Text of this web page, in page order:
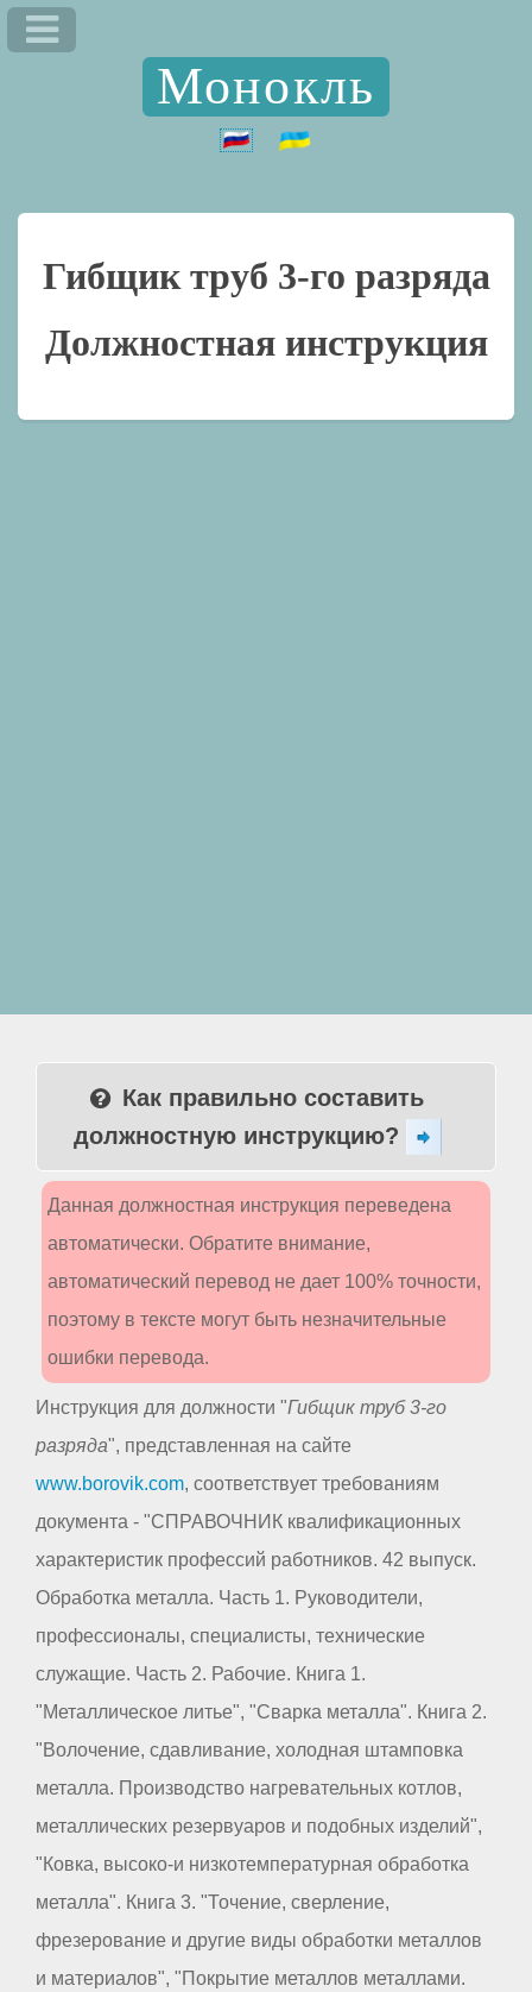
Монокль
Гибщик труб 3-го разряда
Должностная инструкция
Как правильно составить
должностную инструкцию?
Данная должностная инструкция переведена
автоматически. Обратите внимание,
автоматический перевод не дает 100% точности,
поэтому в тексте могут быть незначительные
ошибки перевода.
Инструкция для должности "Гибщик труб 3-го
разряда", представленная на сайте
www.borovik.com, соответствует требованиям
документа - "СПРАВОЧНИК квалификационных
характеристик профессий работников. 42 выпуск.
Обработка металла. Часть 1. Руководители,
профессионалы, специалисты, технические
служащие. Часть 2. Рабочие. Книга 1.
"Металлическое литье", "Сварка металла". Книга 2.
"Волочение, сдавливание, холодная штамповка
металла. Производство нагревательных котлов,
металлических резервуаров и подобных изделий",
"Ковка, высоко-и низкотемпературная обработка
металла". Книга 3. "Точение, сверление,
фрезерование и другие виды обработки металлов
и материалов", "Покрытие металлов металлами.